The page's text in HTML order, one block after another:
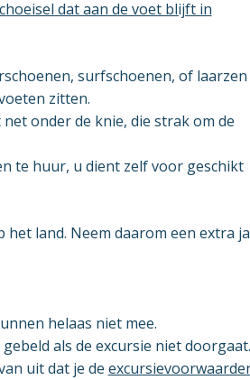
dat aan de voet blijft in
surfschoenen, of
zitten.
onder de knie, die strak om de
te huur, u dient zelf voor geschikt
land. Neem daarom een extra
helaas niet mee.
als de excursie niet
uit dat je de